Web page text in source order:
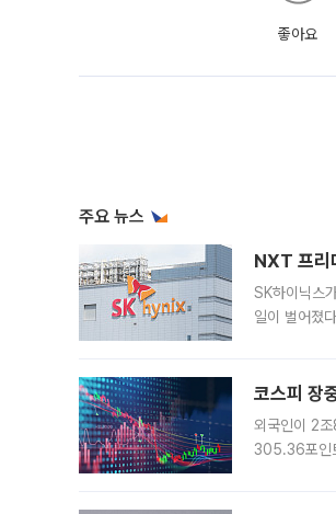
좋아요
주요 뉴스
NXT 프리
SK하이닉스
일이 벌어졌
코스피 장
외국인이 2
305.36포인